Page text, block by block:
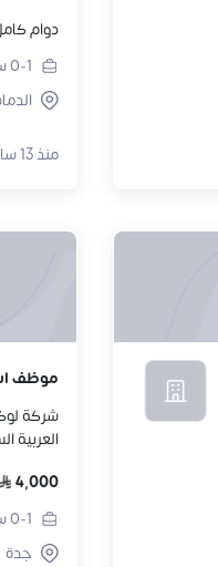
دوام
0-1
منذ 13 ساعة تقريباً
موظف
شركة
العربية
4,000
0-1
جدة